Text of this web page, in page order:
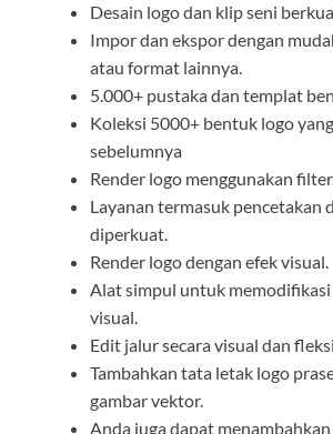
Desain logo dan klip seni
Impor dan ekspor dengan
atau format lainnya.
5.000+ pustaka dan templat
Koleksi 5000+ bentuk logo
sebelumnya
Render logo menggunakan
Layanan termasuk pencetakan
diperkuat.
Render logo dengan efek visual.
Alat simpul untuk memodifikasi
visual.
Edit jalur secara visual dan
Tambahkan tata letak logo
gambar vektor.
Anda juga dapat